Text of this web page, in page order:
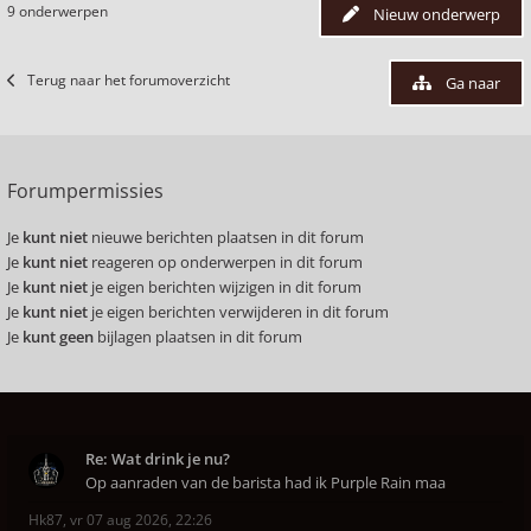
Nieuw onderwerp
9 onderwerpen
Terug naar het forumoverzicht Ga naar
Forumpermissies
Je kunt niet nieuwe berichten plaatsen in dit forum
Je kunt niet reageren op onderwerpen in dit forum
Je kunt niet je eigen berichten wijzigen in dit forum
Je kunt niet je eigen berichten verwijderen in dit forum
Je kunt geen bijlagen plaatsen in dit forum
Re: Wat drink je nu?
Op aanraden van de barista had ik Purple Rain maa
Hk87, vr 07 aug 2026, 22:26